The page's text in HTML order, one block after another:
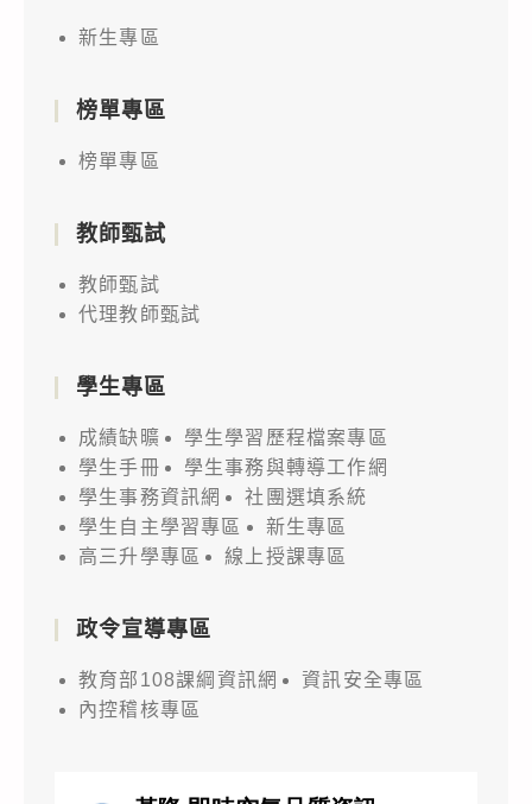
新生專區
榜單專區
榜單專區
教師甄試
教師甄試
代理教師甄試
學生專區
成績缺曠
學生學習歷程檔案專區
學生手冊
學生事務與轉導工作網
學生事務資訊網
社團選填系統
學生自主學習專區
新生專區
高三升學專區
線上授課專區
政令宣導專區
教育部108課綱資訊網
資訊安全專區
內控稽核專區